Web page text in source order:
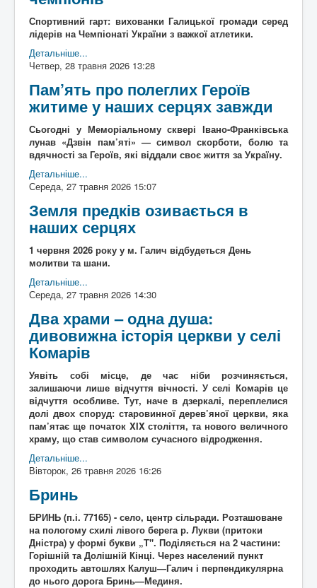
Відео
Додати блогЛюбителям писанини
Галицькі рагуліЗнайомство з "князьками"
НаболілеПіднімаємо проблеми
Роздуми за кавою
РізнеРізнокаліберно
ький
проек
сучасний"
ГаличфестФестивалимо
Гукніть
Спортивний гарт: вихованки Галицької громади серед
лідерів на Чемпіонаті України з важкої атлетики.
Детальніше...
Четвер, 28 травня 2026 13:28
Пам’ять про полеглих Героїв
житиме у наших серцях завжди
Сьогодні у Меморіальному сквері Івано-Франківська
лунав «Дзвін пам’яті» — символ скорботи, болю та
вдячності за Героїв, які віддали своє життя за Україну.
Детальніше...
Середа, 27 травня 2026 15:07
Земля предків озивається в
наших серцях
1 червня 2026 року у м. Галич відбудеться День
молитви та шани.
Детальніше...
Середа, 27 травня 2026 14:30
Два храми – одна душа:
дивовижна історія церкви у селі
Комарів
Уявіть собі місце, де час ніби розчиняється,
залишаючи лише відчуття вічності. У селі Комарів це
відчуття особливе. Тут, наче в дзеркалі, переплелися
долі двох споруд: старовинної дерев’яної церкви, яка
пам’ятає ще початок XIX століття, та нового величного
храму, що став символом сучасного відродження.
Детальніше...
Вівторок, 26 травня 2026 16:26
Бринь
БРИНЬ (п.і. 77165) - село, центр сільради. Розташоване
на пологому схилі лівого берега р. Лукви (притоки
Дністра) у формі букви „Т". Поділяється на 2 частини:
Горішній та Долішній Кінці. Через населений пункт
проходить автошлях Калуш—Галич і перпендикулярна
до нього дорога Бринь—Мединя.